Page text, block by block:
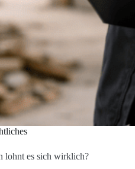
lohnt es sich wirklich?